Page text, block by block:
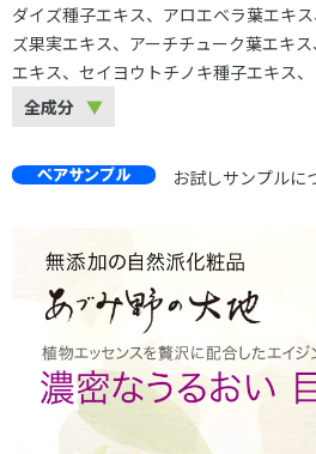
ダイズ種子エキス、アロエベラ葉エキ
ズ果実エキス、アーチチューク葉エキ
エキス、セイヨウトチノキ種子エキス
全成分
お試しサンプルに